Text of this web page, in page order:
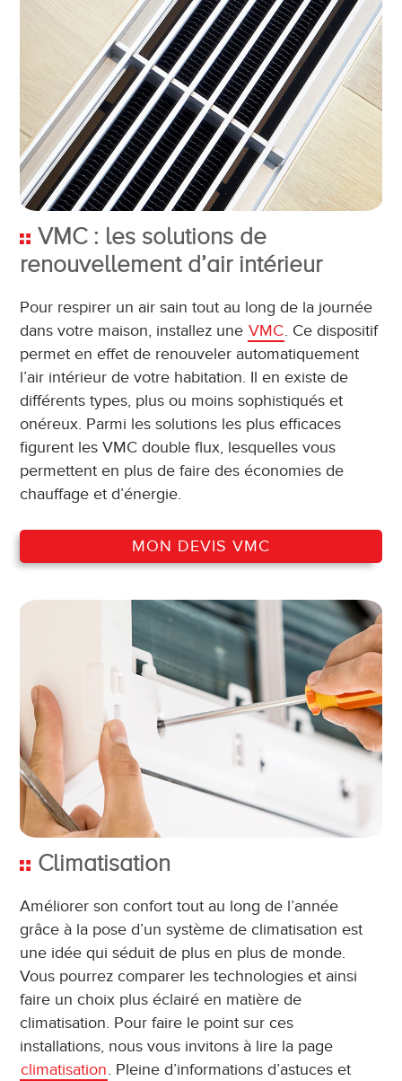
VMC : les solutions de
renouvellement d’air intérieur
Pour respirer un air sain tout au long de la journée
dans votre maison, installez une VMC. Ce dispositif
permet en effet de renouveler automatiquement
l’air intérieur de votre habitation. Il en existe de
différents types, plus ou moins sophistiqués et
onéreux. Parmi les solutions les plus efficaces
figurent les VMC double flux, lesquelles vous
permettent en plus de faire des économies de
chauffage et d’énergie.
MON DEVIS VMC
Climatisation
Améliorer son confort tout au long de l’année
grâce à la pose d’un système de climatisation est
une idée qui séduit de plus en plus de monde.
Vous pourrez comparer les technologies et ainsi
faire un choix plus éclairé en matière de
climatisation. Pour faire le point sur ces
installations, nous vous invitons à lire la page
climatisation. Pleine d’informations d’astuces et